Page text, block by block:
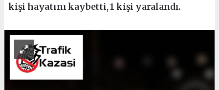
kişi hayatını kaybetti, 1 kişi yaralandı.